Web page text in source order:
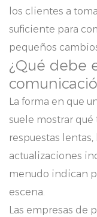
los clientes a
suficiente para
pequeños
¿Qué debe
La forma en que
suele mostrar
respuestas lentas,
actualizaciones
menudo indican
escena.
Las empresas de